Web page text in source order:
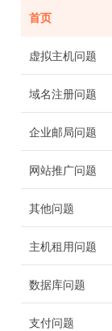
首页
虚拟主机问题
域名注册问题
企业邮局问题
网站推广问题
其他问题
主机租用问题
数据库问题
支付问题